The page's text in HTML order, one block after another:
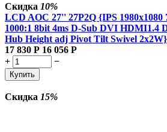
Скидка 10%
LCD AOC 27'' 27P2Q {IPS 1980x1080
1000:1 8bit 4ms D-Sub DVI HDMI1.4
Hub Height adj Pivot Tilt Swivel 2x2W}
17 830 Р 16 056 Р
+
−
Купить
Скидка 15%